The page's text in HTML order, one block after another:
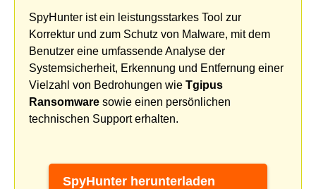
SpyHunter ist ein leistungsstarkes Tool zur
Korrektur und zum Schutz von Malware, mit dem
Benutzer eine umfassende Analyse der
Systemsicherheit, Erkennung und Entfernung einer
Vielzahl von Bedrohungen wie Tgipus
Ransomware sowie einen persönlichen
technischen Support erhalten.
SpyHunter herunterladen